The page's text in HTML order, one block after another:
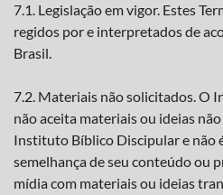
7.1. Legislação em vigor. Estes
regidos por e interpretados de
Brasil.
7.2. Materiais não solicitados. O
não aceita materiais ou ideias
Instituto Bíblico Discipular e não
semelhança de seu conteúdo ou
mídia com materiais ou ideias